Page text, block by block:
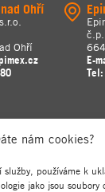
nám cookies?
služby, používáme k
jako jsou soubory
Ohří
Ohří
E-
Tel: